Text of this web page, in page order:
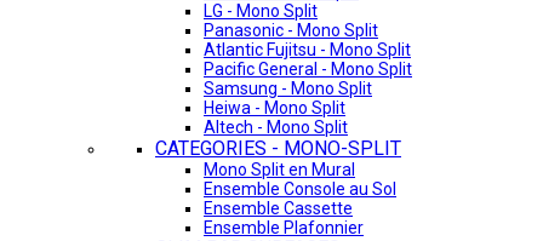
LG - Mono Split
Panasonic - Mono Split
Atlantic Fujitsu - Mono Split
Pacific General - Mono Split
Samsung - Mono Split
Heiwa - Mono Split
Altech - Mono Split
CATEGORIES - MONO-SPLIT
Mono Split en Mural
Ensemble Console au Sol
Ensemble Cassette
Ensemble Plafonnier